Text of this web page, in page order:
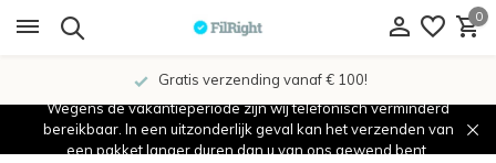
0
Gratis verzending vanaf € 100!
Wegens de vakantieperiode zijn wij telefonisch verminderd
bereikbaar. In een uitzonderlijk geval kan het verzenden van
een pakket langer duren dan u van ons gewend bent.